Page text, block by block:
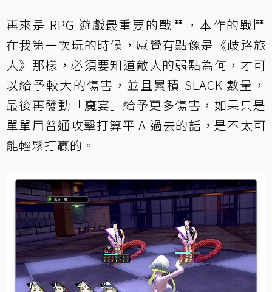
再來是 RPG 遊戲最重要的戰鬥，本作的戰鬥
在我第一次玩的時候，感覺有點像是《歧路旅
人》那樣，必須要知道敵人的弱點為何，才可
以給予較大的傷害，並且累積 SLACK 數量，
最後再發動「魔宴」給予更多傷害，如果只是
單單用普通攻擊打算平 A 過去的話，是不太可
能輕鬆打贏的。